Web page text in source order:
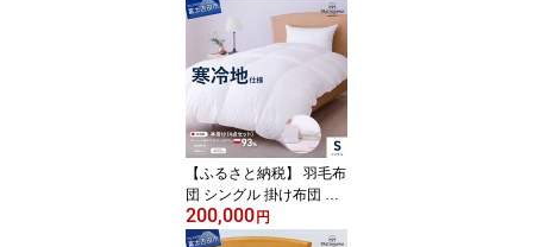
ルー 肌掛け 合い掛け 枕
カバー 掛けカバー 収納
袋 5点 ポーランド産 ホワ
イトグースダウン 93％
薄手 中厚 カバー ふとん
洗濯可 寝具 国産 オール
シーズン ベッド 暖かい
【ふるさと納税】 羽毛布
団 シングル 掛け布団 布
団カバー 枕カバー 特殊
キルト 4点セット 日本製
200,000 円